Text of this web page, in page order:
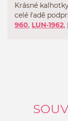
Krásné
celé řadě
960, LUN-1962,